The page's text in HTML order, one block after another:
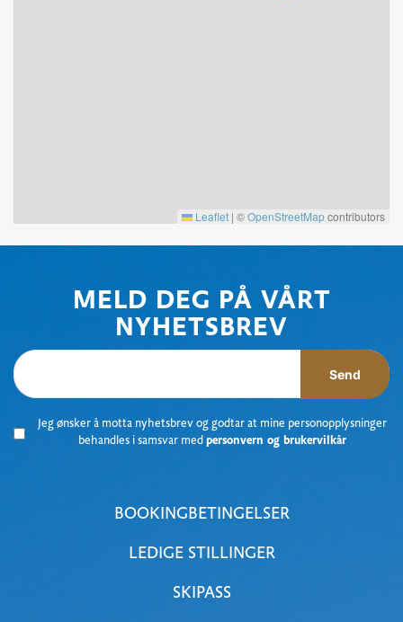
Leaflet | ©OpenStreetMapcontributors
MELD DEG PÅ VÅRT
NYHETSBREV
Jeg ønsker å motta nyhetsbrev og godtar at mine personopplysninger
behandles i samsvar med personvern og brukervilkår
Send
BOOKINGBETINGELSER
LEDIGE STILLINGER
SKIPASS